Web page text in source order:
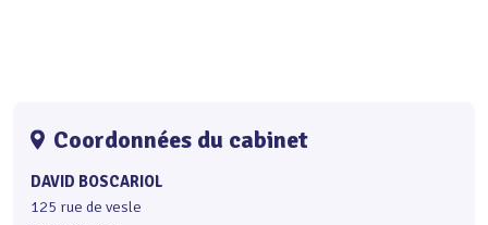
Coordonnées du cabinet
DAVID BOSCARIOL
125 rue de vesle